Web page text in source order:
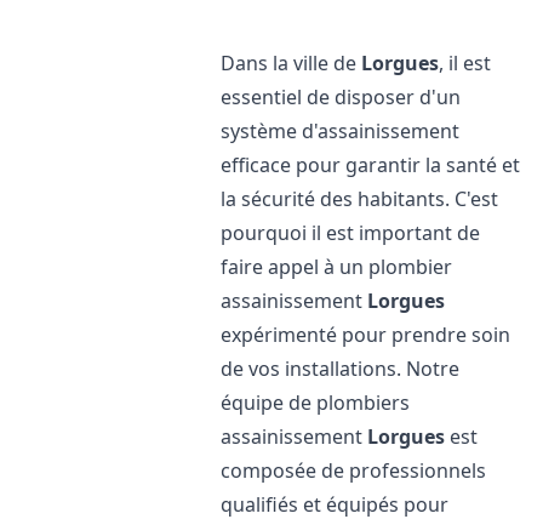
Dans la ville de Lorgues, il est
essentiel de disposer d'un
système d'assainissement
efficace pour garantir la santé et
la sécurité des habitants. C'est
pourquoi il est important de
faire appel à un plombier
assainissement Lorgues
expérimenté pour prendre soin
de vos installations. Notre
équipe de plombiers
assainissement Lorgues est
composée de professionnels
qualifiés et équipés pour